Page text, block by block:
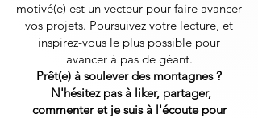
motivé(e) est un vecteur pour faire avancer
vos projets. Poursuivez votre lecture, et
inspirez-vous le plus possible pour
avancer à pas de géant.
Prêt(e) à soulever des montagnes ?
N'hésitez pas à liker, partager,
commenter et je suis à l'écoute pour